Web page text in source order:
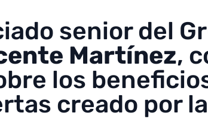
senior del
Martínez,
los
creado por